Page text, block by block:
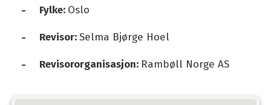
- Fylke: Oslo
- Revisor:Selma Bjørge Hoel
- Revisororganisasjon: Rambøll Norge AS